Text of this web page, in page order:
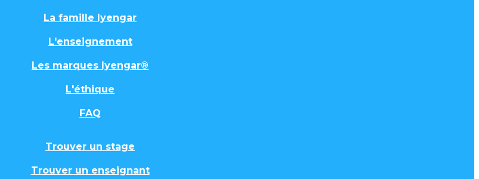
La famille Iyengar
L'enseignement
Les marques Iyengar®
L'éthique
FAQ
Trouver un stage
Trouver un enseignant